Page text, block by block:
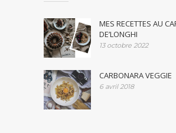
MES RECETTES AU
DE’LONGHI
13 octobre 2022
CARBONARA VEGGIE
6 avril 2018